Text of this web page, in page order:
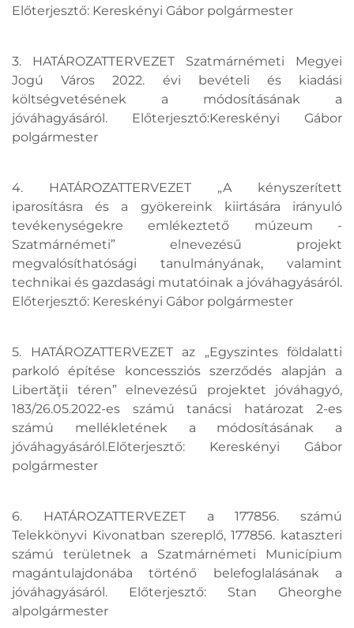
Előterjesztő: Kereskényi Gábor polgármester
3. HATÁROZATTERVEZET Szatmárnémeti Megyei
Jogú Város 2022. évi bevételi és kiadási
költségvetésének a módosításának a
jóváhagyásáról. Előterjesztő:Kereskényi Gábor
polgármester
4. HATÁROZATTERVEZET „A kényszerített
iparosításra és a gyökereink kiirtására irányuló
tevékenységekre emlékeztető múzeum -
Szatmárnémeti” elnevezésű projekt
megvalósíthatósági tanulmányának, valamint
technikai és gazdasági mutatóinak a jóváhagyásáról.
Előterjesztő: Kereskényi Gábor polgármester
5. HATÁROZATTERVEZET az „Egyszintes földalatti
parkoló építése koncessziós szerződés alapján a
Libertăţii téren” elnevezésű projektet jóváhagyó,
183/26.05.2022-es számú tanácsi határozat 2-es
számú mellékletének a módosításának a
jóváhagyásáról.Előterjesztő: Kereskényi Gábor
polgármester
6. HATÁROZATTERVEZET a 177856. számú
Telekkönyvi Kivonatban szereplő, 177856. kataszteri
számú területnek a Szatmárnémeti Municípium
magántulajdonába történő belefoglalásának a
jóváhagyásáról. Előterjesztő: Stan Gheorghe
alpolgármester